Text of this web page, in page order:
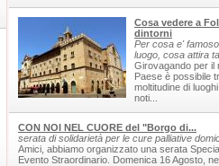
Cosa vedere a
dintorni
Per cosa e'
luogo, cosa attira
Girovagando per il
Paese è possibile
moltitudine di
noti...
CON NOI NEL CUORE del "Borgo di...
serata di solidarietà per le cure palliative
Amici, abbiamo organizzato una serata
Evento Straordinario. Domenica 16 Agosto,